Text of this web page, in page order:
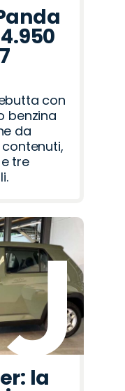
con
benzina
da
contenuti,
tre
la